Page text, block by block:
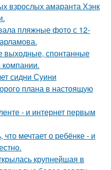
взрослых амаранта Хэнк
пляжные фото с 12-
выходные, спонтанные
компании.
сидни Суини
плана в настоящую
- и интернет первым
мечтает о ребёнке - и
крупнейшая в